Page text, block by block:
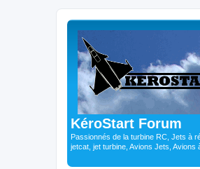
KéroStart Forum
Passionnés de la turbine RC, Jets à
jetcat, jet turbine, Avions Jets,